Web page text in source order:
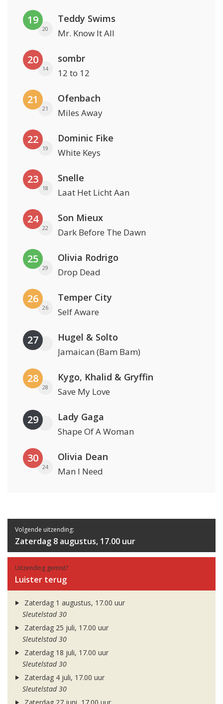
19
20
Teddy Swims
Mr. Know It All
20
14
sombr
12 to 12
21
21
Ofenbach
Miles Away
22
19
Dominic Fike
White Keys
23
18
Snelle
Laat Het Licht Aan
24
22
Son Mieux
Dark Before The Dawn
25
29
Olivia Rodrigo
Drop Dead
26
26
Temper City
Self Aware
27 Hugel & Solto
Jamaican (Bam Bam)
28
28
Kygo, Khalid & Gryffin
Save My Love
29 Lady Gaga
Shape Of A Woman
30
24
Olivia Dean
Man I Need
Volgende uitzending:
Zaterdag 8 augustus, 17.00 uur
Uitzending gemist?
Luister terug
Zaterdag 1 augustus, 17.00 uur
Sleutelstad 30
Zaterdag 25 juli, 17.00 uur
Sleutelstad 30
Zaterdag 18 juli, 17.00 uur
Sleutelstad 30
Zaterdag 4 juli, 17.00 uur
Sleutelstad 30